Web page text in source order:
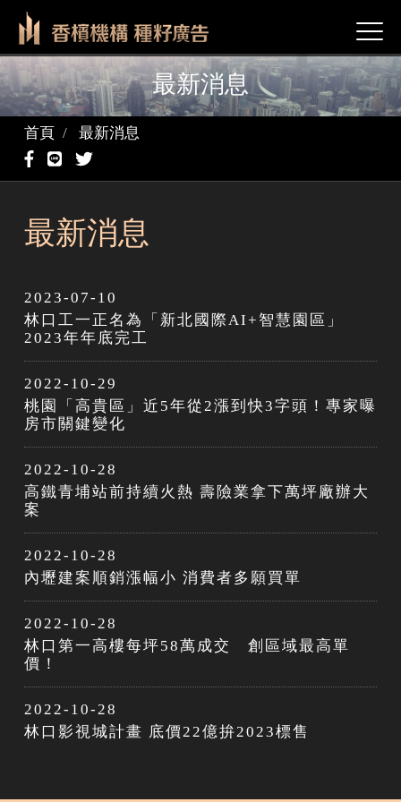
最新消息
首頁 最新消息
最新消息
2023-07-10
林口工一正名為「新北國際AI+智慧園區」
2023年年底完工
2022-10-29
桃園「高貴區」近5年從2漲到快3字頭！專家曝
房市關鍵變化
2022-10-28
高鐵青埔站前持續火熱 壽險業拿下萬坪廠辦大
案
2022-10-28
內壢建案順銷漲幅小 消費者多願買單
2022-10-28
林口第一高樓每坪58萬成交 創區域最高單
價！
2022-10-28
林口影視城計畫 底價22億拚2023標售